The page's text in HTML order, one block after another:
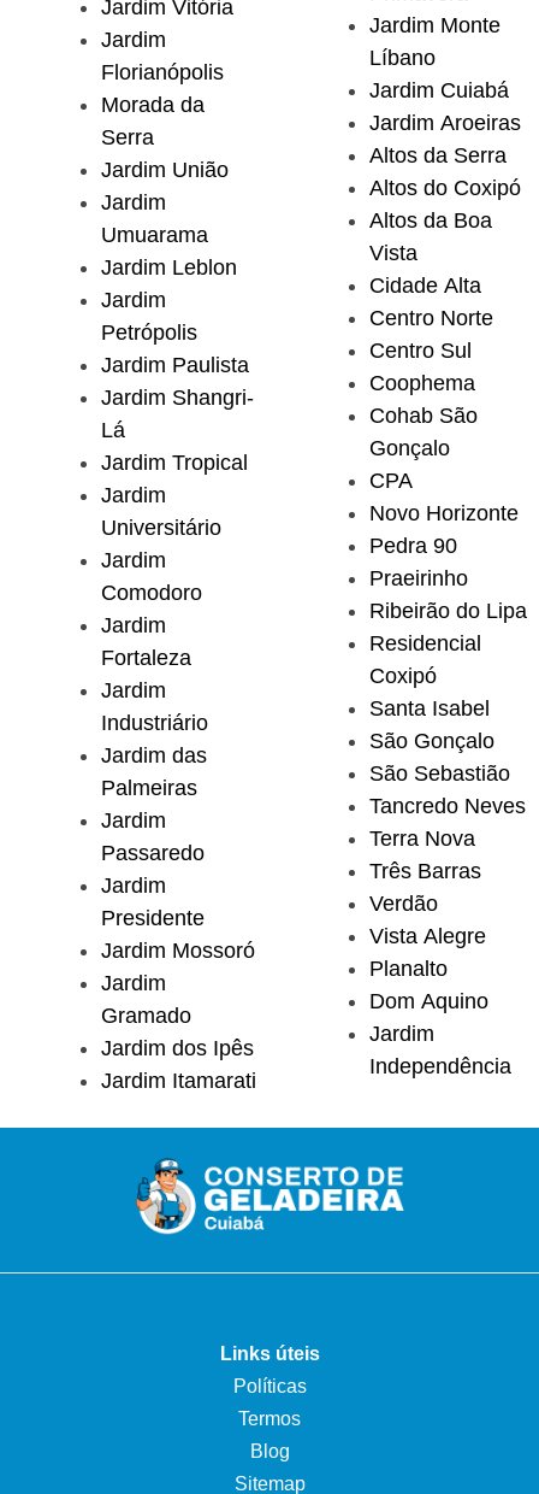
Jardim Vitória
Jardim
Florianópolis
Morada da
Serra
Jardim União
Jardim
Umuarama
Jardim Leblon
Jardim
Petrópolis
Jardim Paulista
Jardim Shangri-
Lá
Jardim Tropical
Jardim
Universitário
Jardim
Comodoro
Jardim
Fortaleza
Jardim
Industriário
Jardim das
Palmeiras
Jardim
Passaredo
Jardim
Presidente
Jardim Mossoró
Jardim
Gramado
Jardim dos Ipês
Jardim Itamarati
Jardim Monte
Líbano
Jardim Cuiabá
Jardim Aroeiras
Altos da Serra
Altos do Coxipó
Altos da Boa
Vista
Cidade Alta
Centro Norte
Centro Sul
Coophema
Cohab São
Gonçalo
CPA
Novo Horizonte
Pedra 90
Praeirinho
Ribeirão do Lipa
Residencial
Coxipó
Santa Isabel
São Gonçalo
São Sebastião
Tancredo Neves
Terra Nova
Três Barras
Verdão
Vista Alegre
Planalto
Dom Aquino
Jardim
Independência
Links úteis
Políticas
Termos
Blog
Sitemap